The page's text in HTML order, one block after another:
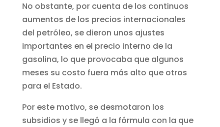
No obstante, por cuenta de los continuos
aumentos de los precios internacionales
del petróleo, se dieron unos ajustes
importantes en el precio interno de la
gasolina, lo que provocaba que algunos
meses su costo fuera más alto que otros
para el Estado.
Por este motivo, se desmotaron los
subsidios y se llegó a la fórmula con la que